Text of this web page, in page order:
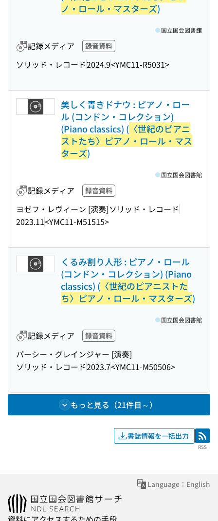
ノ・ロール・マスターズ)
記録メディア 録音資料
ソリッド・レコード2024.9<YMC11-R5031>
国立国会図書館
美しく青きドナウ : ピアノ・ロー
ル (コンドン・コレクション)
(Piano classics) ( 〈世紀のピアニ
ストたち〉ピアノ・ロール・マス
ターズ)
記録メディア 録音資料
ヨゼフ・レヴィーン [演奏]ソリッド・レコード
2023.11<YMC11-M51515>
国立国会図書館
くるみ割り人形 : ピアノ・ロール
(コンドン・コレクション) (Piano
classics) ( 〈世紀のピアニストた
ち〉ピアノ・ロール・マスターズ)
記録メディア 録音資料
パーシー・グレインジャー [演奏]
ソリッド・レコード2023.7<YMC11-M50506>
国立国会図書館
もっと見る（21件目～）
書誌情報を一括出力 RSS
RSS
Language：English